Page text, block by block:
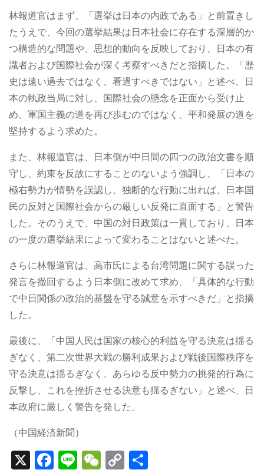
林報道官はまず、「選挙は日本の内政である」と前置きし
たうえで、今回の選挙結果は日本社会に存在する深層的か
つ構造的な問題や、思想的動向を反映しており、日本の有
識者および国際社会が深く考察すべきだと指摘した。「歴
史は遠い過去ではなく、看過すべきではない」と述べ、日
本の執政当局に対し、国際社会の懸念を正面から受け止
め、軍国主義の道を再び歩むのではなく、平和発展の道を
堅持するよう求めた。
また、林報道官は、日本側が中日間の四つの政治文書を順
守し、約束を反故にすることのないよう強調し、「日本の
極右勢力が情勢を誤認し、独断的な行動に出れば、日本国
民の反対と国際社会からの厳しい反発に直面する」と警告
した。そのうえで、中国の対日政策は一貫しており、日本
の一度の選挙結果によって変わることはないと述べた。
さらに林報道官は、高市氏による台湾問題に関する誤った
発言を撤回するよう日本側に改めて求め、「具体的な行動
で中日関係の政治的基盤を守る誠意を示すべきだ」と指摘
した。
最後に、「中国人民は国家の核心的利益を守る決意は揺る
ぎなく、第二次世界大戦の勝利成果および戦後国際秩序を
守る決意は揺るぎなく、あらゆる反中勢力の挑発的行為に
反撃し、これを挫折させる決意も揺るぎない」と述べ、日
本政府に厳しく警告を発した。
（中国経済新聞）
X F Li W C